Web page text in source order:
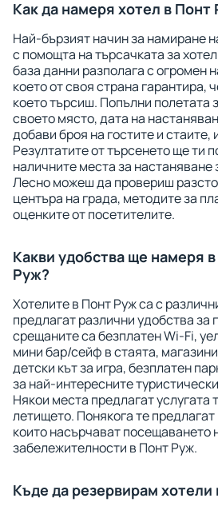
Как да намеря хотел в Понт
Най-бързият начин за намиране
с помощта на търсачката за
база данни разполага с огромен
което от своя страна гарантира,
което търсиш. Попълни полетата
своето място, дата на
добави броя на гостите и стаите,
Резултатите от търсенето ще ти
наличните места за настаняване
Лесно можеш да провериш
центъра на града, методите за
оценките от посетителите.
Какви удобства ще намеря
Руж?
Хотелите в Понт Руж са с
предлагат различни удобства за
срещаните са безплатен Wi-Fi,
мини бар/сейф в стаята,
детски кът за игра, безплатен
за най-интересните
Някои места предлагат услугата
летището. Понякога те предлагат
които насърчават посещаването
забележителности в Понт Руж.
Къде да резервирам